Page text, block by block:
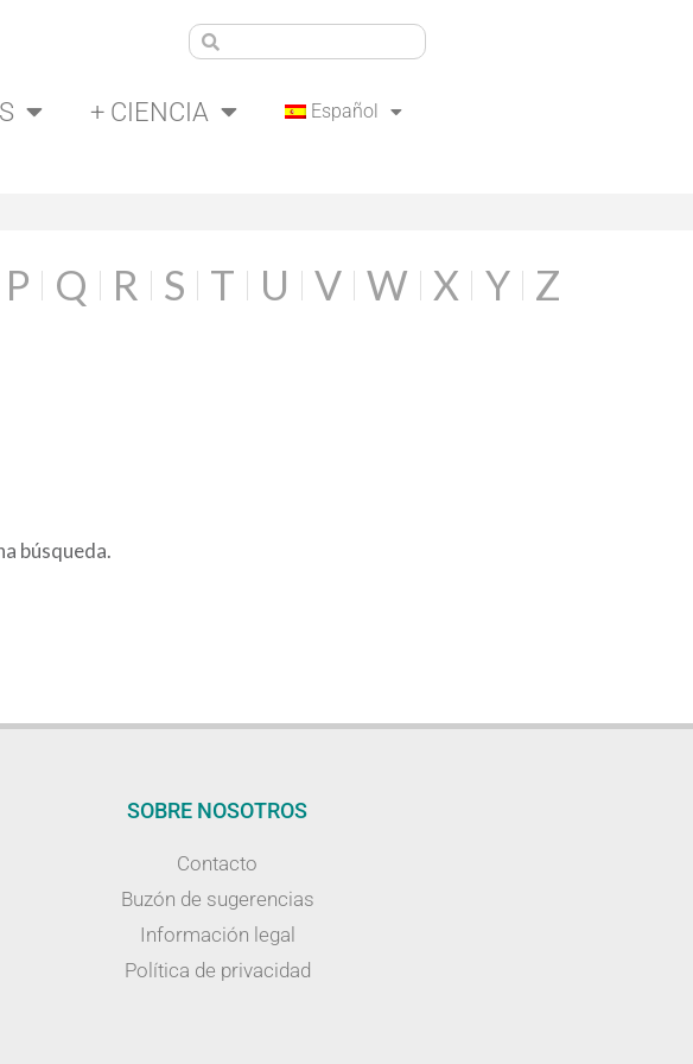
+ CIENCIA Español
P Q R S T U V W X Y Z
búsqueda.
SOBRE NOSOTROS
Contacto
Buzón de sugerencias
Información legal
Política de privacidad